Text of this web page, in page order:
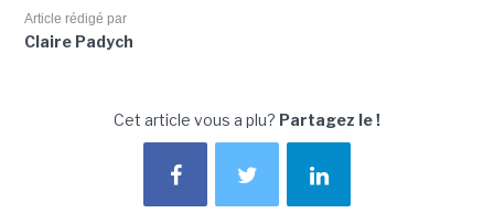
Article rédigé par
Claire Padych
Cet article vous a plu? Partagez le !